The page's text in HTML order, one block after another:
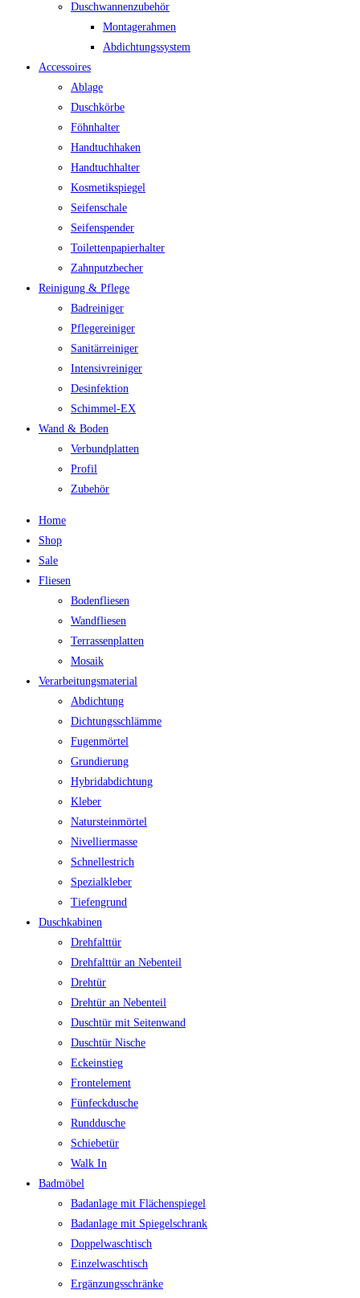
Duschwannenzubehör
Montagerahmen
Abdichtungssystem
Accessoires
Ablage
Duschkörbe
Föhnhalter
Handtuchhaken
Handtuchhalter
Kosmetikspiegel
Seifenschale
Seifenspender
Toilettenpapierhalter
Zahnputzbecher
Reinigung & Pflege
Badreiniger
Pflegereiniger
Sanitärreiniger
Intensivreiniger
Desinfektion
Schimmel-EX
Wand & Boden
Verbundplatten
Profil
Zubehör
Home
Shop
Sale
Fliesen
Bodenfliesen
Wandfliesen
Terrassenplatten
Mosaik
Verarbeitungsmaterial
Abdichtung
Dichtungsschlämme
Fugenmörtel
Grundierung
Hybridabdichtung
Kleber
Natursteinmörtel
Nivelliermasse
Schnellestrich
Spezialkleber
Tiefengrund
Duschkabinen
Drehfalttür
Drehfalttür an Nebenteil
Drehtür
Drehtür an Nebenteil
Duschtür mit Seitenwand
Duschtür Nische
Eckeinstieg
Frontelement
Fünfeckdusche
Runddusche
Schiebetür
Walk In
Badmöbel
Badanlage mit Flächenspiegel
Badanlage mit Spiegelschrank
Doppelwaschtisch
Einzelwaschtisch
Ergänzungsschränke